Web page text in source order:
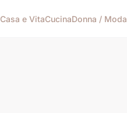
Casa e VitaCucinaDonna / Moda